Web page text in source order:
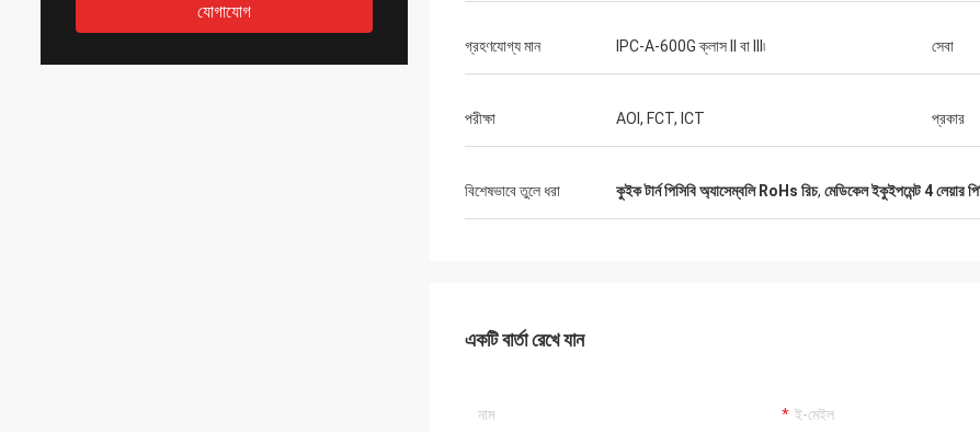
যোগাযোগ
গ্রহণযোগ্য মান IPC-A-600G ক্লাস II বা III৷ সেবা
পরীক্ষা AOI, FCT, ICT প্রকার
বিশেষভাবে তুলে ধরা কুইক টার্ন পিসিবি অ্যাসেম্বলি RoHs রিচ, মেডিকেল ইকুইপমেন্ট 4 লেয়ার
একটি বার্তা রেখে যান